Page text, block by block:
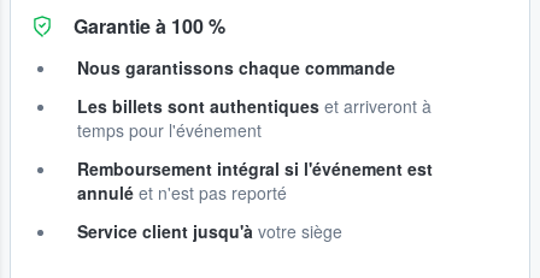
Garantie à 100 %
Nous garantissons chaque commande
Les billets sont authentiques et arriveront à
temps pour l'événement
Remboursement intégral si l'événement est
annulé et n'est pas reporté
Service client jusqu'à votre siège